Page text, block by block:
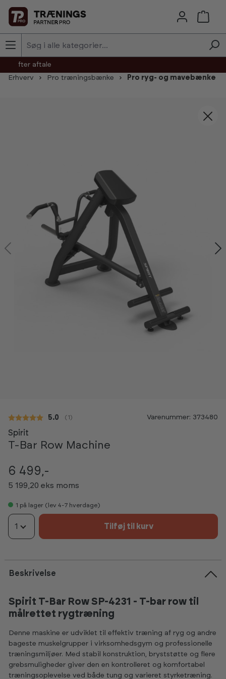
Skip to main content
efter aftale
Erhverv
Pro træningsbænke Pro ryg- og mavebænke
Gennemsnitlig vurdering:
5.0 ( stemmer:
1 ) Varenummer: 373480
Spirit
T-Bar Row Machine
6 499,-
5 199,20 eks moms
1 på lager (lev 4-7 hverdage)
1 Tilføj til kurv
Beskrivelse
Spirit T-Bar Row SP-4231 - T-bar row til
målrettet rygtræning
Denne maskine er udviklet til effektiv træning af ryg og andre
bageste muskelgrupper i virksomhedsgym og professionelle
træningsmiljøer. Med stabil konstruktion, bryststøtte og flere
grebsmuligheder giver den en kontrolleret og komfortabel
træningsoplevelse ved både tung og varieret styrketræning.